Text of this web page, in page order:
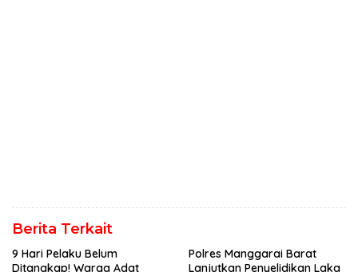
Berita Terkait
9 Hari Pelaku Belum
Ditangkap! Warga Adat
Polres Manggarai Barat
Lanjutkan Penyelidikan Laka